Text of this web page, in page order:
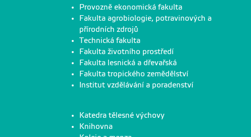
Provozně ekonomická fakulta
Fakulta agrobiologie, potravinových a
přírodních zdrojů
Technická fakulta
Fakulta životního prostředí
Fakulta lesnická a dřevařská
Fakulta tropického zemědělství
Institut vzdělávání a poradenství
Katedra tělesné výchovy
Knihovna